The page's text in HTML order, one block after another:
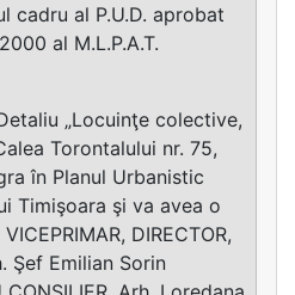
cadru al P.U.D. aprobat
al M.L.P.A.T.
„Locuinţe colective,
Torontalului nr. 75,
în Planul Urbanistic
Timişoara şi va avea o
DIRECTOR,
Şef Emilian Sorin